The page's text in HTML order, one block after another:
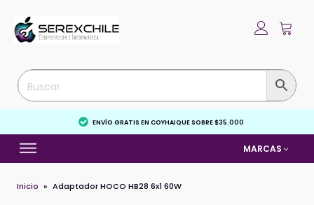
ENVÍO GRATIS EN COYHAIQUE SOBRE $35.000
MARCAS
Inicio » Adaptador HOCO HB28 6x1 60W